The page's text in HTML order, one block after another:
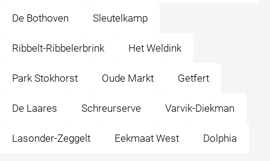
De Bothoven Sleutelkamp
Ribbelt-Ribbelerbrink Het Weldink
Park Stokhorst Oude Markt Getfert
De Laares Schreurserve Varvik-Diekman
Lasonder-Zeggelt Eekmaat West Dolphia